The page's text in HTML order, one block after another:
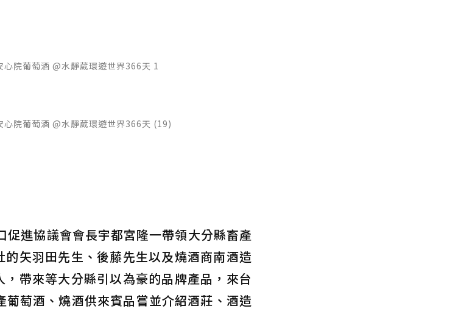
院葡萄酒 @水靜葳環遊世界366天 1
院葡萄酒 @水靜葳環遊世界366天 (19)
促進協議會會長宇都宮隆一帶領大分縣畜產
矢羽田先生、後藤先生以及燒酒商南酒造
帶來等大分縣引以為豪的品牌產品，來台
萄酒、燒酒供來賓品嘗並介紹酒莊、酒造